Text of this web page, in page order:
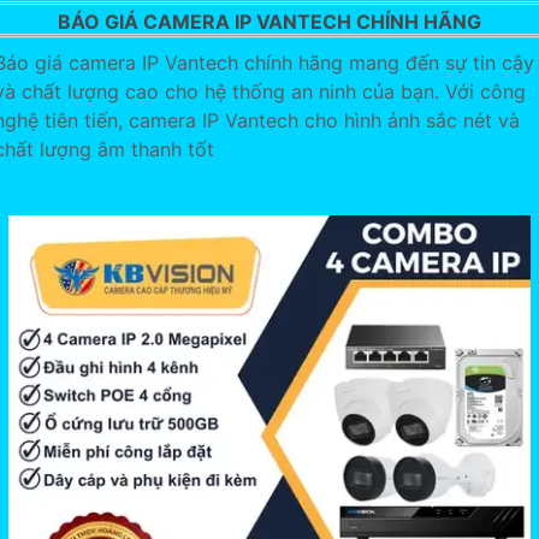
BÁO GIÁ CAMERA IP VANTECH CHÍNH HÃNG
giá camera IP Vantech chính hãng mang đến sự tin cậy
chất lượng cao cho hệ thống an ninh của bạn. Với công
tiên tiến, camera IP Vantech cho hình ảnh sắc nét và
lượng âm thanh tốt